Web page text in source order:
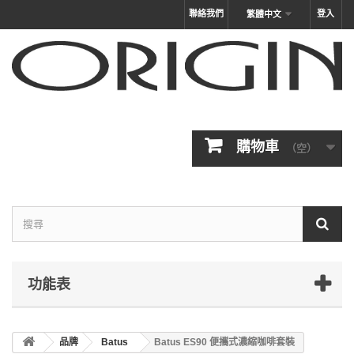
登入
繁體中文
聯絡我們
購物車 （空）
功能表
品牌 Batus Batus ES90 便攜式濃縮咖啡套裝